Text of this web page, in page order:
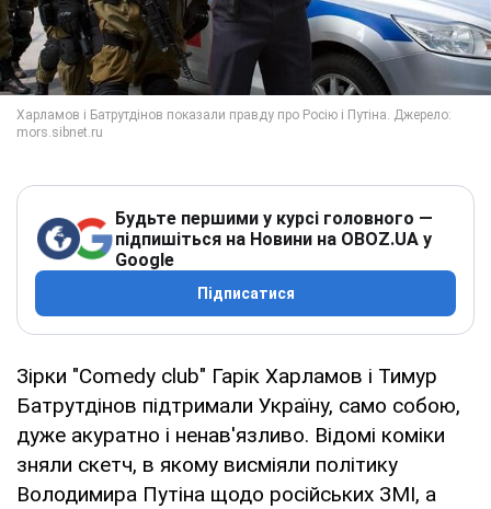
Будьте першими у курсі головного —
підпишіться на Новини на OBOZ.UA у
Google
Підписатися
Зірки "Comedy club" Гарік Харламов і Тимур
Батрутдінов підтримали Україну, само собою,
дуже акуратно і ненав'язливо. Відомі коміки
зняли скетч, в якому висміяли політику
Володимира Путіна щодо російських ЗМІ, а